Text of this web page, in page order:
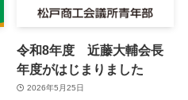
令和8年度 近藤大輔会長
年度がはじまりました
2026年5月25日